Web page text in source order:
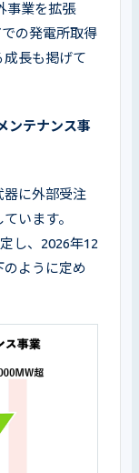
事業を拡張
の発電所取得
長も掲げて
ンテナンス事
に外部受注
います。
し、2026年12
のように定め